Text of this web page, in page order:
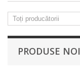
PRODUSE NOI